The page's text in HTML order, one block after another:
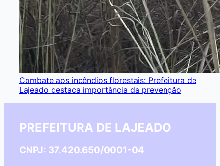
Combate aos incêndios florestais: Prefeitura de
Lajeado destaca importância da prevenção
PREFEITURA DE LAJEADO
CNPJ: 37.420.650/0001-04